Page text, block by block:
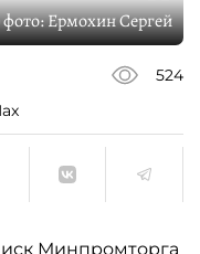
фото:Ермохин Сергей
524
Минпромторга